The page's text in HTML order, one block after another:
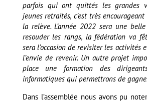
parfois qui ont quittés les grandes
jeunes retraités, c’est très
la relève. L’année 2022 sera une
resouder les rangs, la fédération va
sera l’occasion de revisiter les activités
l’envie de revenir. Un autre projet
place une formation des
informatiques qui permettrons de
Dans l’assemblée nous avons pu